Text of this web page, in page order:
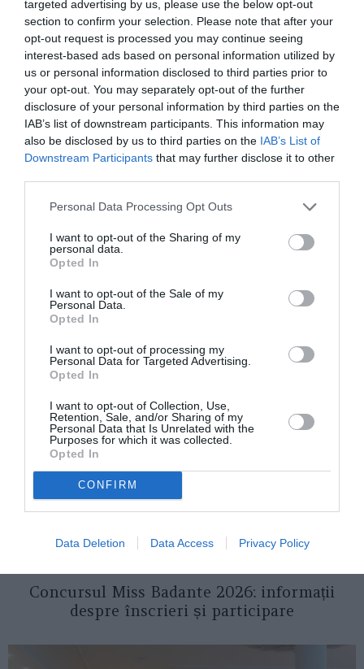
targeted advertising by us, please use the below opt-out
section to confirm your selection. Please note that after your
opt-out request is processed you may continue seeing
interest-based ads based on personal information utilized by
us or personal information disclosed to third parties prior to
your opt-out. You may separately opt-out of the further
disclosure of your personal information by third parties on the
IAB’s list of downstream participants. This information may
also be disclosed by us to third parties on the IAB’s List of
Downstream Participants that may further disclose it to other
Personal Data Processing Opt Outs
I want to opt-out of the Sharing of my
personal data.
Opted In
I want to opt-out of the Sale of my
Personal Data.
Opted In
I want to opt-out of processing my
Personal Data for Targeted Advertising.
Opted In
I want to opt-out of Collection, Use,
Retention, Sale, and/or Sharing of my
Personal Data that Is Unrelated with the
Purposes for which it was collected.
Opted In
CONFIRM
Data Deletion Data Access Privacy Policy
Constituţie stipulează, la punctul 4: „Sunt interzise
naţionalizarea sau orice alte măsuri de trecere silită
în proprietate publică a unor bunuri pe baza
apartenenţei sociale, etnice, religioase, politice sau
de altă natură discriminatorie a titularilor”.
un cuplu de aproape un an
Următorul articol
România va participa și în acest an la
Salonul Internațional de Carte de la Torino
ASEMENEA
Concursul Miss Badante 2026: informații
despre înscrieri și participare